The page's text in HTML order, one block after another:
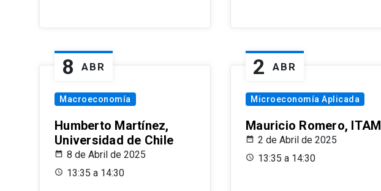
8 ABR
Macroeconomía
Humberto Martínez,
Universidad de Chile
8 de Abril de 2025
13:35 a 14:30
2 ABR
Microeconomía Aplicada
Mauricio Romero, ITAM
2 de Abril de 2025
13:35 a 14:30